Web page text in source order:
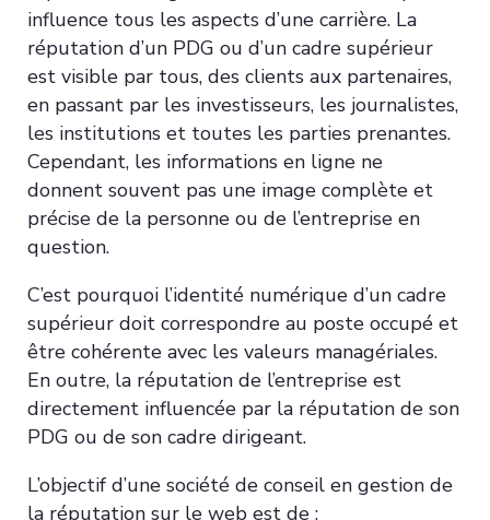
influence tous les aspects d’une carrière. La
réputation d’un PDG ou d’un cadre supérieur
est visible par tous, des clients aux partenaires,
en passant par les investisseurs, les journalistes,
les institutions et toutes les parties prenantes.
Cependant, les informations en ligne ne
donnent souvent pas une image complète et
précise de la personne ou de l’entreprise en
question.
C’est pourquoi l’identité numérique d’un cadre
supérieur doit correspondre au poste occupé et
être cohérente avec les valeurs managériales.
En outre, la réputation de l’entreprise est
directement influencée par la réputation de son
PDG ou de son cadre dirigeant.
L’objectif d’une société de conseil en gestion de
la réputation sur le web est de :